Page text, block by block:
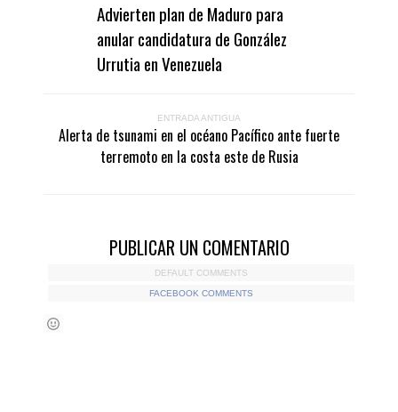
Advierten plan de Maduro para
anular candidatura de González
Urrutia en Venezuela
ENTRADA ANTIGUA
Alerta de tsunami en el océano Pacífico ante fuerte
terremoto en la costa este de Rusia
PUBLICAR UN COMENTARIO
DEFAULT COMMENTS
FACEBOOK COMMENTS